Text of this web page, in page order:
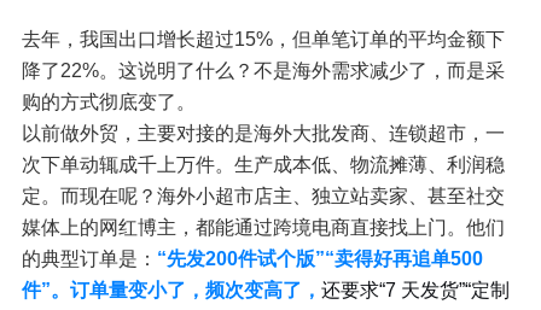
去年，我国出口增长超过15%，但单笔订单的平均金额下
降了22%。这说明了什么？不是海外需求减少了，而是采
购的方式彻底变了。
以前做外贸，主要对接的是海外大批发商、连锁超市，一
次下单动辄成千上万件。生产成本低、物流摊薄、利润稳
定。而现在呢？海外小超市店主、独立站卖家、甚至社交
媒体上的网红博主，都能通过跨境电商直接找上门。他们
的典型订单是： “先发200件试个版”“卖得好再追单500
件”。订单量变小了，频次变高了， 还要求“7 天发货”“定制